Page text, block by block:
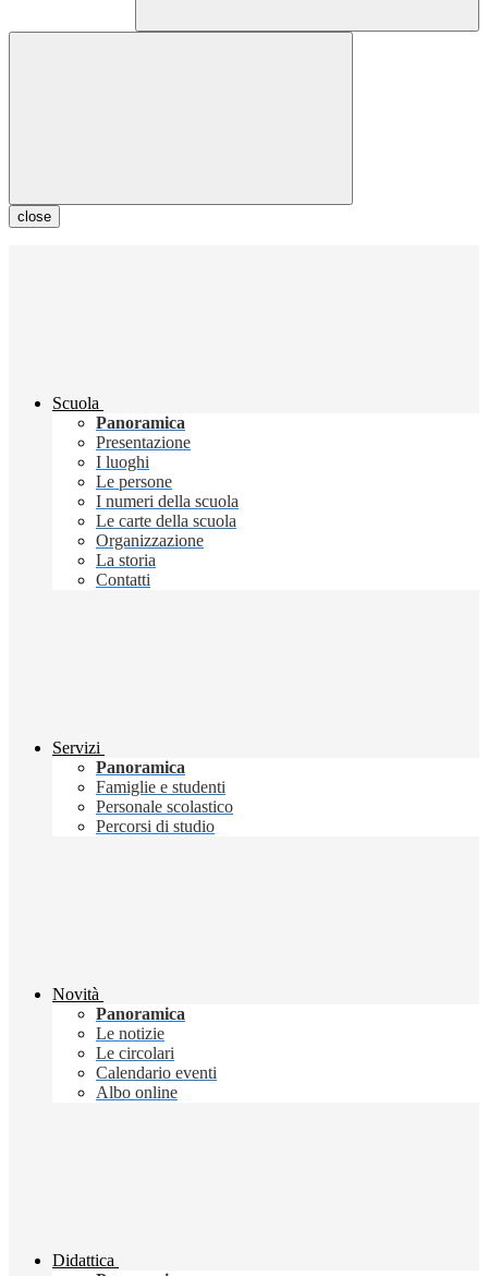
close
Scuola
Panoramica
Presentazione
I luoghi
Le persone
I numeri della scuola
Le carte della scuola
Organizzazione
La storia
Contatti
Servizi
Panoramica
Famiglie e studenti
Personale scolastico
Percorsi di studio
Novità
Panoramica
Le notizie
Le circolari
Calendario eventi
Albo online
Didattica